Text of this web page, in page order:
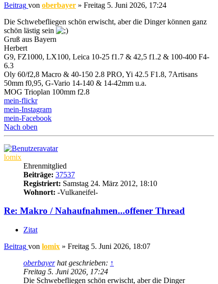
Beitrag von oberbayer » Freitag 5. Juni 2026, 17:24
Die Schwebefliegen schön erwischt, aber die Dinger können ganz
schön lästig sein
Gruß aus Bayern
Herbert
G9, FZ1000, LX100, Leica 10-25 f1.7 & 42,5 f1.2 & 100-400 F4-
6.3
Oly 60/f2,8 Macro & 40-150 2.8 PRO, Yi 42.5 F1.8, 7Artisans
50mm f0,95, G-Vario 14-140 & 14-42mm u.a.
MOG Trioplan 100mm f2.8
mein-flickr
mein-Instagram
mein-Facebook
Nach oben
lomix
Ehrenmitglied
Beiträge: 37537
Registriert: Samstag 24. März 2012, 18:10
Wohnort: -Vulkaneifel-
Re: Makro / Nahaufnahmen...offener Thread
Zitat
Beitrag von lomix » Freitag 5. Juni 2026, 18:07
oberbayerhat geschrieben: ↑
Freitag 5. Juni 2026, 17:24
Die Schwebefliegen schön erwischt, aber die Dinger